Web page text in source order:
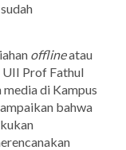
offlineatau
Prof Fathul
di Kampus
bahwa